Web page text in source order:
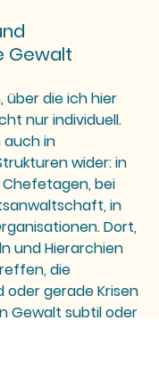
Gewalt
über die ich hier
nur individuell.
auch in
wider: in
Chefetagen, bei
in
Dort,
und Hierarchien
die
oder gerade Krisen
Gewalt subtil oder